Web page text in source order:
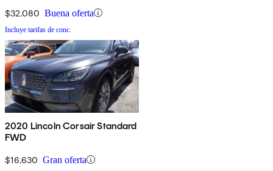
$32,080 Buena oferta
Incluye tarifas de conc.
2020 Lincoln Corsair Standard
FWD
$16,630 Gran oferta